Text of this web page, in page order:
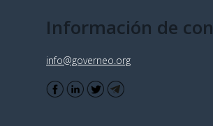
Información de
info@governeo.org